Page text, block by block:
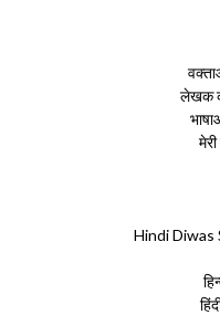
लेखक
मेरी
Hindi Diwas